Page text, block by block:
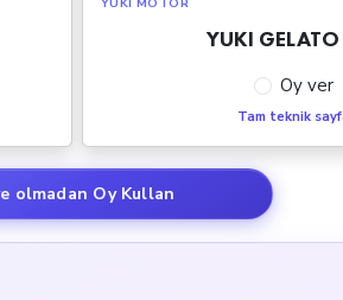
YUKI
Oy ver
Tam teknik
olmadan Oy Kullan